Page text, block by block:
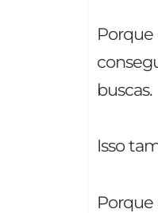
Porque
buscas.
Isso
Porque